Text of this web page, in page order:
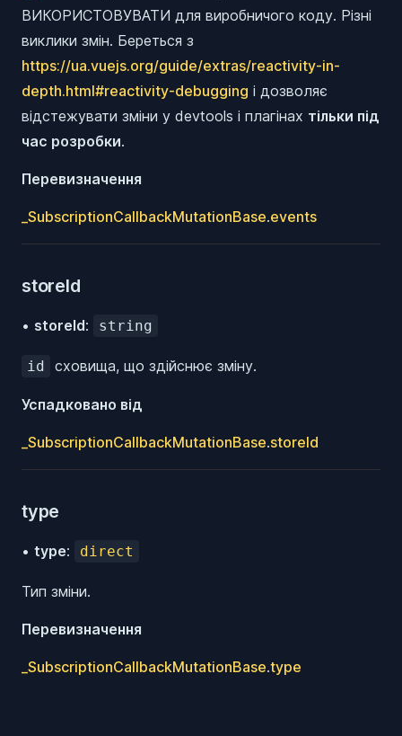
ВИКОРИСТОВУВАТИ для виробничого коду. Різні
виклики змін. Береться з
https://ua.vuejs.org/guide/extras/reactivity-in-
depth.html#reactivity-debugging і дозволяє
відстежувати зміни у devtools і плагінах тільки під
час розробки.
Перевизначення
_SubscriptionCallbackMutationBase.events
storeId
• storeId: string
id сховища, що здійснює зміну.
Успадковано від
_SubscriptionCallbackMutationBase.storeId
type
• type: direct
Тип зміни.
Перевизначення
_SubscriptionCallbackMutationBase.type